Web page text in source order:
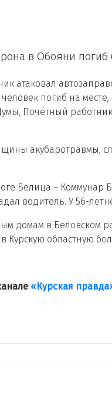
в Обояни
атаковал
погиб на
Почётный
акубаротравмы,
Белица – Коммунар
водитель. У 56-
домам в Беловском
Курскую областную
«Курская